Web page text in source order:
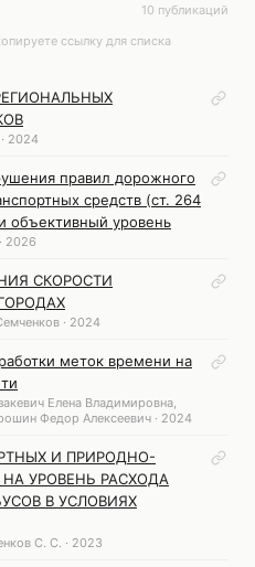
10 публикаций
ссылку для списка
2024
правил дорожного
средств (ст. 264
объективный уровень
2026
СКОРОСТИ
· 2024
меток времени на
Елена Владимировна,
Федор Алексеевич · 2024
И ПРИРОДНО-
УРОВЕНЬ РАСХОДА
В УСЛОВИЯХ
С. С. · 2023